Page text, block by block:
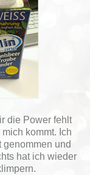
die Power fehlt
kommt. Ich
genommen und
hat ich wieder